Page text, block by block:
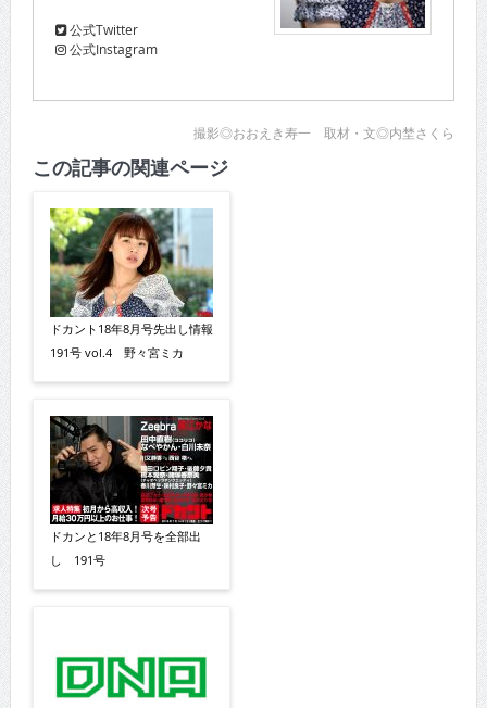
公式Twitter
公式Instagram
撮影◎おおえき寿一 取材・文◎内埜さくら
この記事の関連ページ
ドカント18年8月号先出し情報
191号 vol.4 野々宮ミカ
ドカンと18年8月号を全部出
し 191号